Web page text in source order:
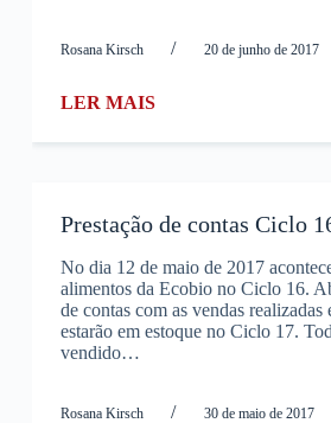
Rosana Kirsch / 20 de junho de 2017
LER MAIS
Prestação de contas Ciclo
No dia 12 de maio de 2017
alimentos da Ecobio no Ciclo 16.
de contas com as vendas realizadas
estarão em estoque no Ciclo 17.
vendido…
Rosana Kirsch / 30 de maio de 2017